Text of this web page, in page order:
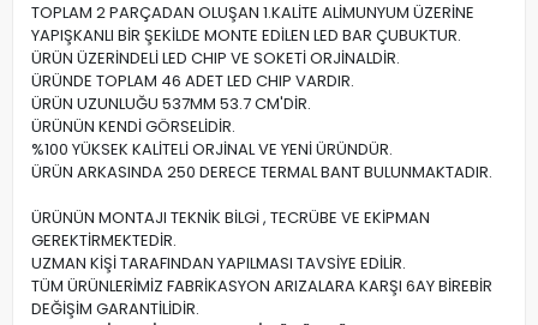
TOPLAM 2 PARÇADAN OLUŞAN 1.KALİTE ALİMUNYUM ÜZERİNE
YAPIŞKANLI BİR ŞEKİLDE MONTE EDİLEN LED BAR ÇUBUKTUR.
ÜRÜN ÜZERİNDELİ LED CHIP VE SOKETİ ORJİNALDİR.
ÜRÜNDE TOPLAM 46 ADET LED CHIP VARDIR.
ÜRÜN UZUNLUĞU 537MM 53.7 CM'DİR.
ÜRÜNÜN KENDİ GÖRSELİDİR.
%100 YÜKSEK KALİTELİ ORJİNAL VE YENİ ÜRÜNDÜR.
ÜRÜN ARKASINDA 250 DERECE TERMAL BANT BULUNMAKTADIR.
ÜRÜNÜN MONTAJI TEKNİK BİLGİ , TECRÜBE VE EKİPMAN
GEREKTİRMEKTEDİR.
UZMAN KİŞİ TARAFINDAN YAPILMASI TAVSİYE EDİLİR.
TÜM ÜRÜNLERİMİZ FABRİKASYON ARIZALARA KARŞI 6AY BİREBİR
DEĞİŞİM GARANTİLİDİR.